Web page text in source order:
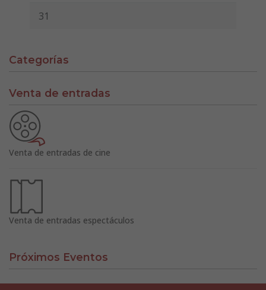
31
Categorías
Venta de entradas
Venta de entradas de cine
Venta de entradas espectáculos
Próximos Eventos